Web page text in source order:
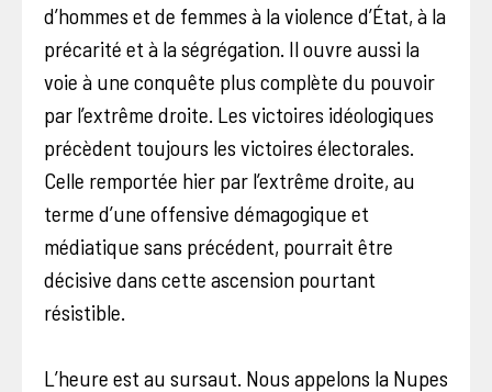
d’hommes et de femmes à la violence d’État, à la
précarité et à la ségrégation. Il ouvre aussi la
voie à une conquête plus complète du pouvoir
par l’extrême droite. Les victoires idéologiques
précèdent toujours les victoires électorales.
Celle remportée hier par l’extrême droite, au
terme d’une offensive démagogique et
médiatique sans précédent, pourrait être
décisive dans cette ascension pourtant
résistible.
L’heure est au sursaut. Nous appelons la Nupes